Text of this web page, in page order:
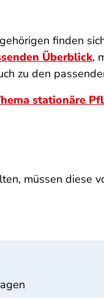
finden
Überblick,
zu den
stationäre
müssen